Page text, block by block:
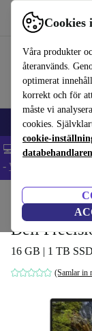
Cookies
Våra produkter
återanvänds.
optimerat
korrekt och för
måste vi
cookies.
cookie-
Använd
🎒 Back to school
💻 Extra 5% rabatt
- Villkor
Dell
16 GB | 1 TB
(Samlar in